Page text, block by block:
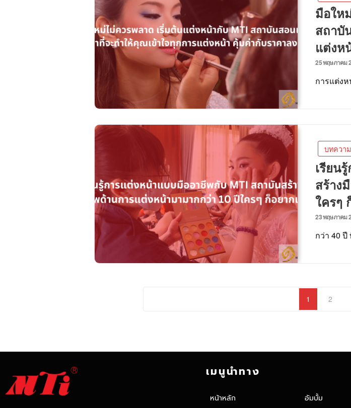
มือให
สถาบั
แต่งห
25 พฤษภาคม
การแต่ง
บทควา
เรียน
สร้าง
ใครๆ
23 พฤษภาคม
กว่า 40
1 2
เมนูนำทาง
หน้าหลัก อัมบั้ม